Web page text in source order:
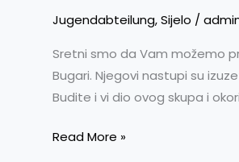
Jugendabteilung,Sijelo /
Sretni smo da Vam možemo
Bugari. Njegovi nastupi su
Budite i vi dio ovog skupa i
SULEJMAN
EF.
BUGARIJA
Read More »